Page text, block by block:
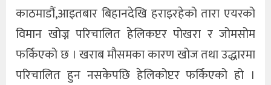
खेलकुद
अन्तर्राष्ट्रिय
थप
काठमाडौं,आइतबार बिहानदेखि हराइरहेको तारा एयरको
विमान खोज्न परिचालित हेलिकप्टर पोखरा र जोमसोम
फर्किएको छ । खराब मौसमका कारण खोज तथा उद्धारमा
परिचालित हुन नसकेपछि हेलिकोप्टर फर्किएको हो ।